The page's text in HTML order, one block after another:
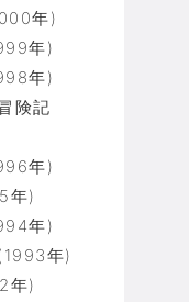
年)
年)
年)
険記
年)
年)
年)
年)
年)